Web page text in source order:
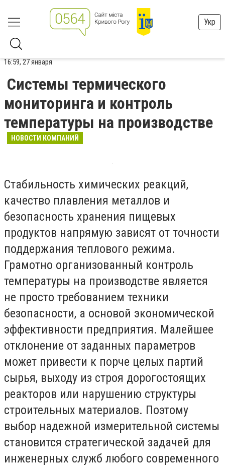
Укр
16:59, 27 января
Системы термического
мониторинга и контроль
температуры на производстве
НОВОСТИ КОМПАНИЙ
Стабильность химических реакций,
качество плавления металлов и
безопасность хранения пищевых
продуктов напрямую зависят от точности
поддержания теплового режима.
Грамотно организованный контроль
температуры на производстве является
не просто требованием техники
безопасности, а основой экономической
эффективности предприятия. Малейшее
отклонение от заданных параметров
может привести к порче целых партий
сырья, выходу из строя дорогостоящих
реакторов или нарушению структуры
строительных материалов. Поэтому
выбор надежной измерительной системы
становится стратегической задачей для
инженерных служб любого современного